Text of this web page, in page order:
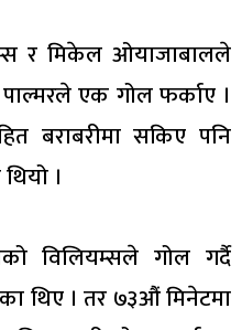
र मिकेल ओयाजाबालले
एक गोल फर्काए ।
बराबरीमा सकिए पनि
।
विलियम्सले गोल गर्दै
थिए । तर ७३औं मिनेटमा